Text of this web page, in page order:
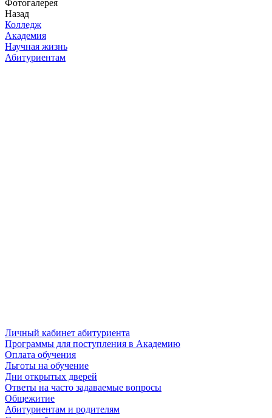
Фотогалерея
Назад
Колледж
Академия
Научная жизнь
Абитуриентам
Личный кабинет абитуриента
Программы для поступления в Академию
Оплата обучения
Льготы на обучение
Дни открытых дверей
Ответы на часто задаваемые вопросы
Общежитие
Абитуриентам и родителям